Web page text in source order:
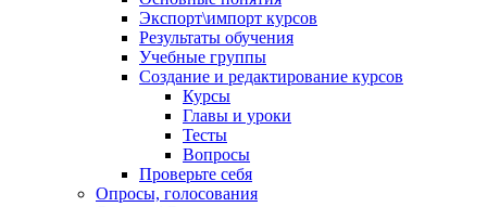
Экспорт\импорт курсов
Результаты обучения
Учебные группы
Создание и редактирование курсов
Курсы
Главы и уроки
Тесты
Вопросы
Проверьте себя
Опросы, голосования